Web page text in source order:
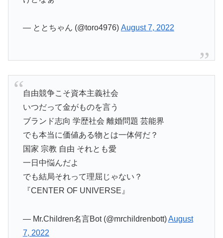
— ととちゃん (@toro4976) August 7, 2022
自由競争こそ資本主義社会
いつだって金がものを言う
ブランド志向 学歴社会 離婚問題 芸能界
でも本当に価値ある物とは一体何だ？
国家 宗教 自由 それとも愛
一日中悩んだよ
でも結局それって理屈じゃない？
『CENTER OF UNIVERSE』
— Mr.Children名言Bot (@mrchildrenbott)August
7, 2022